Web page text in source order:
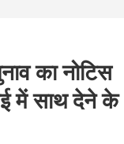
का नोटिस
में साथ देने के